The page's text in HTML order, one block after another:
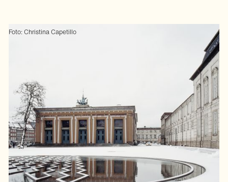
Foto: Christina Capetillo